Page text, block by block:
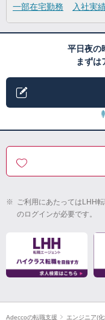
一部在宅勤務
入社実
平日夜の
まずは
※ ご利用にあたってはLHH
のログインが必要です。
Adeccoの転職支援 エンジニア(